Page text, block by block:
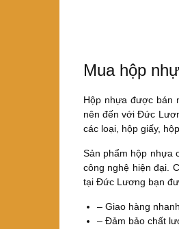
Mua hộp
Hộp nhựa được bán
nên đến với Đức
các loại, hộp giấy,
Sản phẩm hộp nhựa
công nghệ hiện đại.
tại Đức Lương bạn
– Giao hàng
– Đảm bảo chất